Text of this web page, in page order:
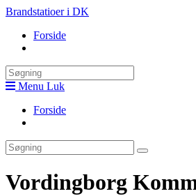
Skip
content
Brandstatioer i DK
Forside
search
Menu Luk
Forside
search
Vordingborg